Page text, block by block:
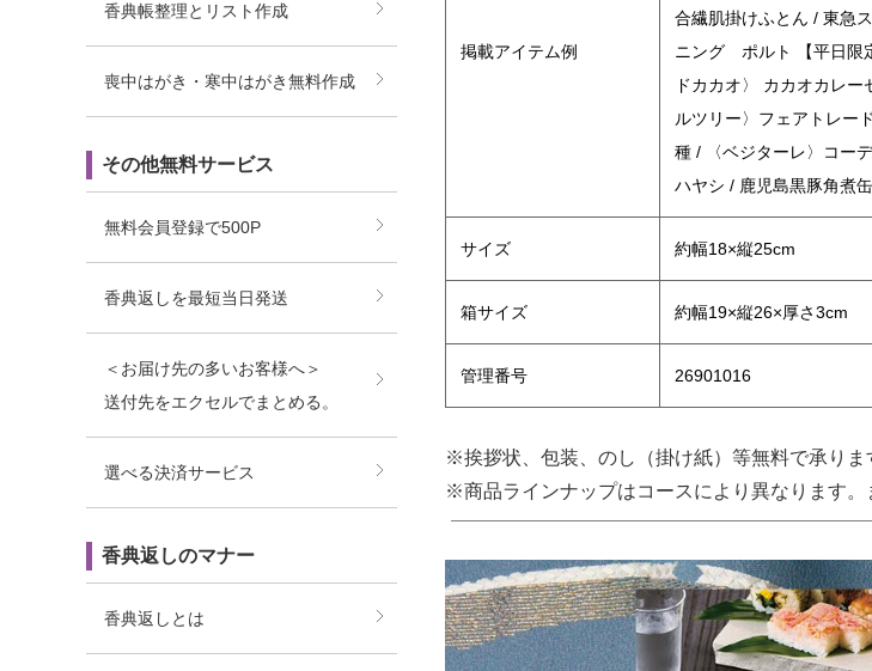
掲載アイテム例
合繊肌掛けふとん / 東急
ニング ポルト 【平日限
ドカカオ〉 カカオカレ
ルツリー〉フェアトレー
種 / 〈ベジターレ〉コー
ハヤシ / 鹿児島黒豚角煮
サイズ 約幅18×縦25cm
箱サイズ 約幅19×縦26×厚さ3cm
管理番号 26901016
※挨拶状、包装、のし（掛け紙）等無料で承りま
※商品ラインナップはコースにより異なります。
香典帳整理とリスト作成
喪中はがき・寒中はがき無料作成
その他無料サービス
無料会員登録で500P
香典返しを最短当日発送
＜お届け先の多いお客様へ＞
送付先をエクセルでまとめる。
選べる決済サービス
香典返しのマナー
香典返しとは